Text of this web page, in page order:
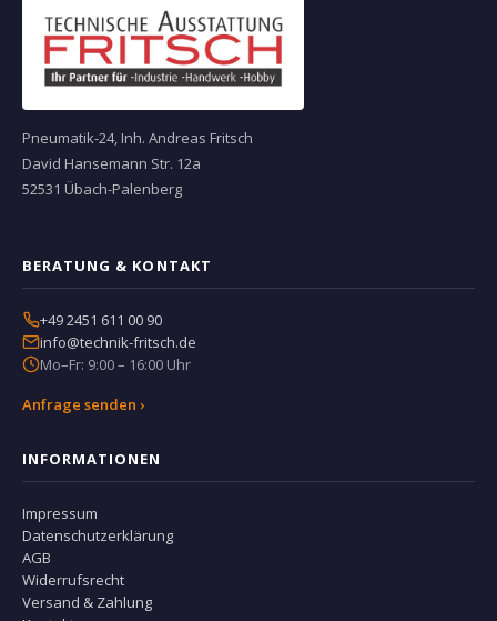
Pneumatik-24, Inh. Andreas Fritsch
David Hansemann Str. 12a
52531 Übach-Palenberg
BERATUNG & KONTAKT
+49 2451 611 00 90
info@technik-fritsch.de
Mo–Fr: 9:00 – 16:00 Uhr
Anfrage senden ›
INFORMATIONEN
Impressum
Datenschutzerklärung
AGB
Widerrufsrecht
Versand & Zahlung